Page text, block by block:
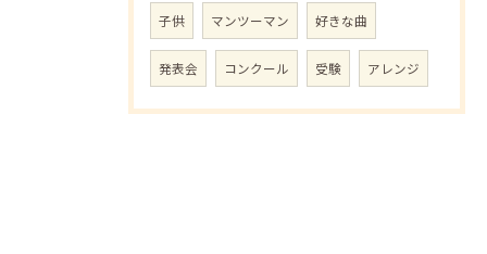
子供 マンツーマン 好きな曲
発表会 コンクール 受験 アレンジ